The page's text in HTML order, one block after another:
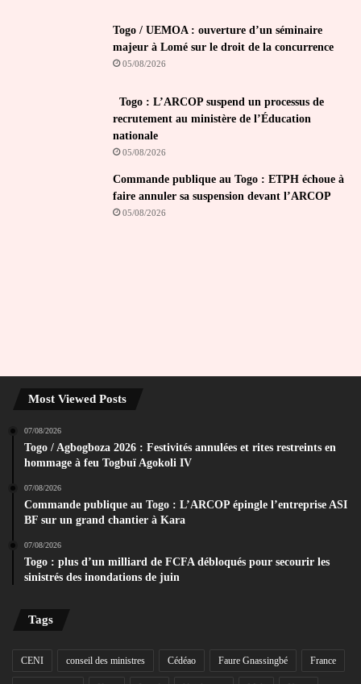
Togo / UEMOA : ouverture d’un séminaire
majeur à Lomé sur le droit de la concurrence
05/08/2026
Togo : L’ARCOP suspend un processus de
recrutement au ministère de l’Éducation
nationale
05/08/2026
Commande publique au Togo : ETPH échoue à
faire annuler sa suspension devant l’ARCOP
05/08/2026
Most Viewed Posts
07/08/2026
Togo / Agbogboza 2026 : Festivités annulées et rites restreints en
hommage à feu Togbuï Agokoli IV
07/08/2026
Commande publique au Togo : L’ARCOP épingle l’entreprise ASI
BF sur un grand chantier à Kara
07/08/2026
Togo : plus d’un milliard de FCFA débloqués pour secourir les
sinistrés des inondations de juin
Tags
CENI conseil des ministres Cédéao Faure Gnassingbé France